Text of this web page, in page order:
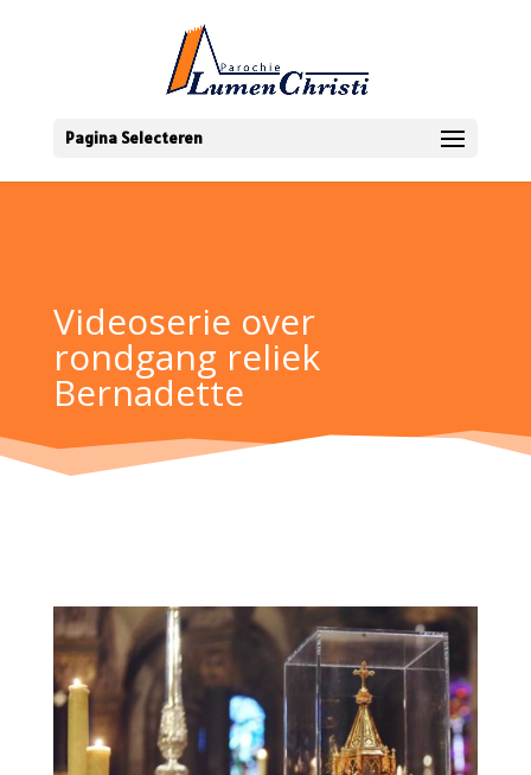
Pagina Selecteren
Videoserie over
rondgang reliek
Bernadette